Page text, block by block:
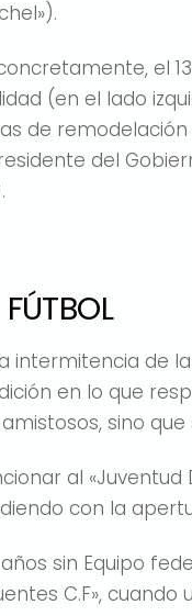
el
(en el lado
de remodelación
del
intermitencia de
en lo que
sino
al
con la
sin Equipo
C.F»,